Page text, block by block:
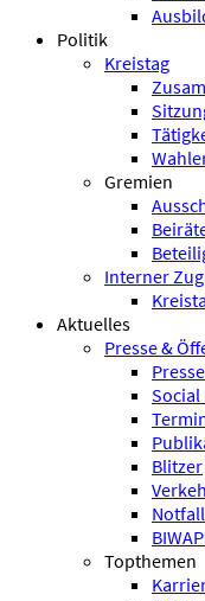
Politik
Kreistag
Gremien
Interner
Aktuelles
Presse &
Social
Blitzer
Topthemen